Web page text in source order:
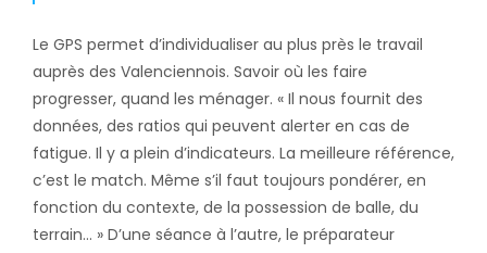
Le GPS permet d’individualiser au plus près le travail
auprès des Valenciennois. Savoir où les faire
progresser, quand les ménager. « Il nous fournit des
données, des ratios qui peuvent alerter en cas de
fatigue. Il y a plein d’indicateurs. La meilleure référence,
c’est le match. Même s’il faut toujours pondérer, en
fonction du contexte, de la possession de balle, du
terrain… » D’une séance à l’autre, le préparateur